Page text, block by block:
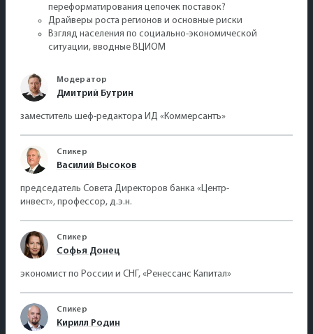
переформатирования цепочек поставок?
Драйверы роста регионов и основные риски
Взгляд населения по социально-экономической
ситуации, вводные ВЦИОМ
Модератор
Дмитрий Бутрин
заместитель шеф-редактора ИД «Коммерсантъ»
Спикер
Василий Высоков
председатель Совета Директоров банка «Центр-
инвест», профессор, д.э.н.
Спикер
Софья Донец
экономист по России и СНГ, «Ренессанс Капитал»
Спикер
Кирилл Родин